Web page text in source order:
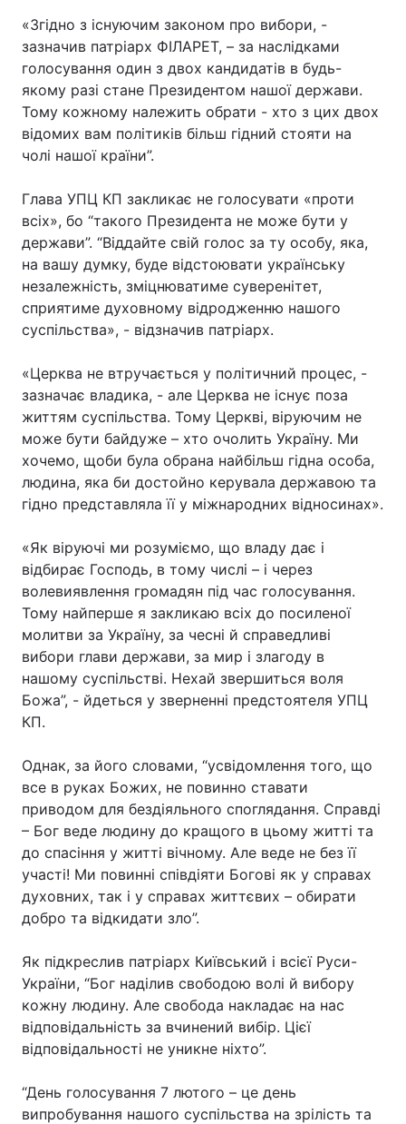
Головна Війна
Україна Політика
Економіка
Спорт Наука
Техно і зв'язок Лайт
Зброя Інциденти
Здоров'я Туризм
Цікавинки Погода
Екологія Регіони
Лонгріди
Відео з Youtube Статті
Інтерв'ю
Архів Вакансії
Контакти
Послуги
Тема оформлення
«Згідно з існуючим законом про вибори, -
зазначив патріарх ФІЛАРЕТ, – за наслідками
голосування один з двох кандидатів в будь-
якому разі стане Президентом нашої держави.
Тому кожному належить обрати - хто з цих двох
відомих вам політиків більш гідний стояти на
чолі нашої країни”.
Глава УПЦ КП закликає не голосувати «проти
всіх», бо “такого Президента не може бути у
держави”. “Віддайте свій голос за ту особу, яка,
на вашу думку, буде відстоювати українську
незалежність, зміцнюватиме суверенітет,
сприятиме духовному відродженню нашого
суспільства», - відзначив патріарх.
«Церква не втручається у політичний процес, -
зазначає владика, - але Церква не існує поза
життям суспільства. Тому Церкві, віруючим не
може бути байдуже – хто очолить Україну. Ми
хочемо, щоби була обрана найбільш гідна особа,
людина, яка би достойно керувала державою та
гідно представляла її у міжнародних відносинах».
«Як віруючі ми розуміємо, що владу дає і
відбирає Господь, в тому числі – і через
волевиявлення громадян під час голосування.
Тому найперше я закликаю всіх до посиленої
молитви за Україну, за чесні й справедливі
вибори глави держави, за мир і злагоду в
нашому суспільстві. Нехай звершиться воля
Божа”, - йдеться у зверненні предстоятеля УПЦ
КП.
Однак, за його словами, “усвідомлення того, що
все в руках Божих, не повинно ставати
приводом для бездіяльного споглядання. Справді
– Бог веде людину до кращого в цьому житті та
до спасіння у житті вічному. Але веде не без її
участі! Ми повинні співдіяти Богові як у справах
духовних, так і у справах життєвих – обирати
добро та відкидати зло”.
Як підкреслив патріарх Київський і всієї Руси-
України, “Бог наділив свободою волі й вибору
кожну людину. Але свобода накладає на нас
відповідальність за вчинений вибір. Цієї
відповідальності не уникне ніхто”.
“День голосування 7 лютого – це день
випробування нашого суспільства на зрілість та